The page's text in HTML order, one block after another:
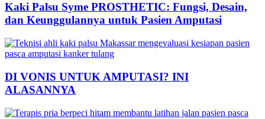
Kaki Palsu Syme PROSTHETIC: Fungsi, Desain,
dan Keunggulannya untuk Pasien Amputasi
DI VONIS UNTUK AMPUTASI? INI
ALASANNYA